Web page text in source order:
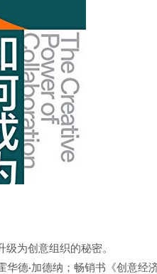
为创意组织的秘密。
华德·加德纳；畅销书《创意经